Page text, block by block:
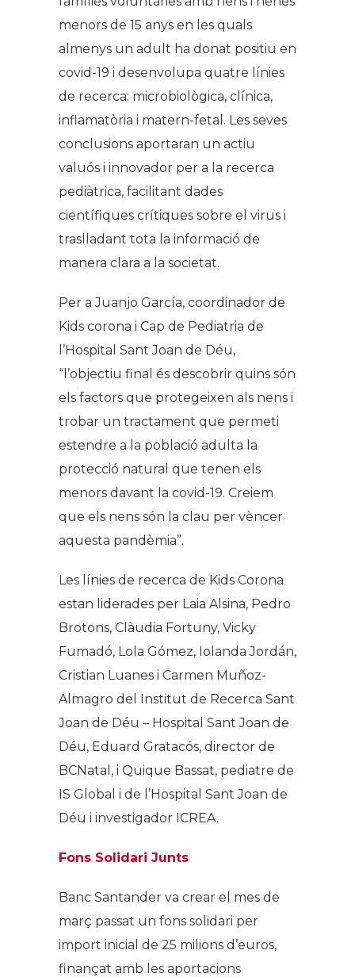
menors de 15 anys en les quals
almenys un adult ha donat positiu en
covid-19 i desenvolupa quatre línies
de recerca: microbiològica, clínica,
inflamatòria i matern-fetal. Les seves
conclusions aportaran un actiu
valuós i innovador per a la recerca
pediàtrica, facilitant dades
científiques crítiques sobre el virus i
traslladant tota la informació de
manera clara a la societat.
Per a Juanjo García, coordinador de
Kids corona i Cap de Pediatria de
l’Hospital Sant Joan de Déu,
“l’objectiu final és descobrir quins són
els factors que protegeixen als nens i
trobar un tractament que permeti
estendre a la població adulta la
protecció natural que tenen els
menors davant la covid-19. Creiem
que els nens són la clau per vèncer
aquesta pandèmia”.
Les línies de recerca de Kids Corona
estan liderades per Laia Alsina, Pedro
Brotons, Clàudia Fortuny, Vicky
Fumadó, Lola Gómez, Iolanda Jordán,
Cristian Luanes i Carmen Muñoz-
Almagro del Institut de Recerca Sant
Joan de Déu – Hospital Sant Joan de
Déu, Eduard Gratacós, director de
BCNatal, i Quique Bassat, pediatre de
IS Global i de l’Hospital Sant Joan de
Déu i investigador ICREA.
Fons Solidari Junts
Banc Santander va crear el mes de
març passat un fons solidari per
import inicial de 25 milions d’euros,
finançat amb les aportacions